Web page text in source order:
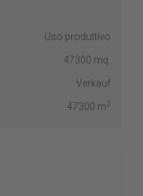
Uso produttivo
47300 mq.
Verkauf
47300 m2